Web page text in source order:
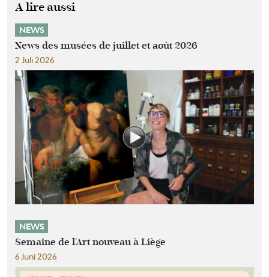
A lire aussi
NEWS
News des musées de juillet et août 2026
2 Juli 2026
NEWS
Semaine de l'Art nouveau à Liège
6 Juni 2026